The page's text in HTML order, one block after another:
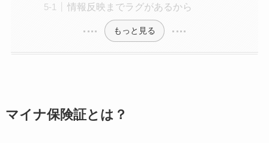
情報反映までラグがあるから
もっと見る
マイナ保険証とは？